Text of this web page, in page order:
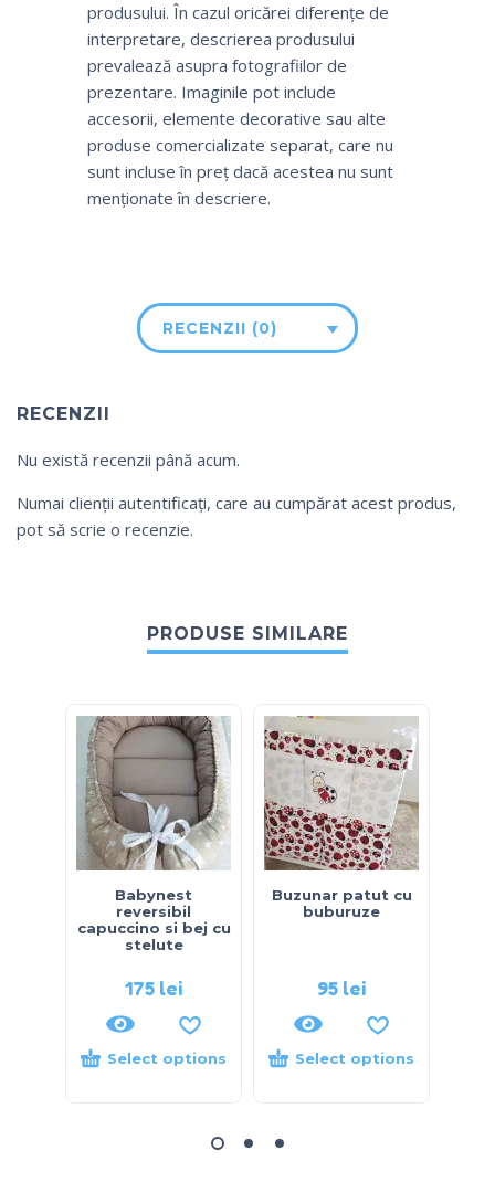
produsului. În cazul oricărei diferențe de
interpretare, descrierea produsului
prevalează asupra fotografiilor de
prezentare. Imaginile pot include
accesorii, elemente decorative sau alte
produse comercializate separat, care nu
sunt incluse în preț dacă acestea nu sunt
menționate în descriere.
RECENZII (0)
RECENZII
Nu există recenzii până acum.
Numai clienții autentificați, care au cumpărat acest produs,
pot să scrie o recenzie.
PRODUSE SIMILARE
Babynest
reversibil
capuccino si bej cu
stelute
175 lei
Select options
Buzunar patut cu
buburuze
95 lei
Select options